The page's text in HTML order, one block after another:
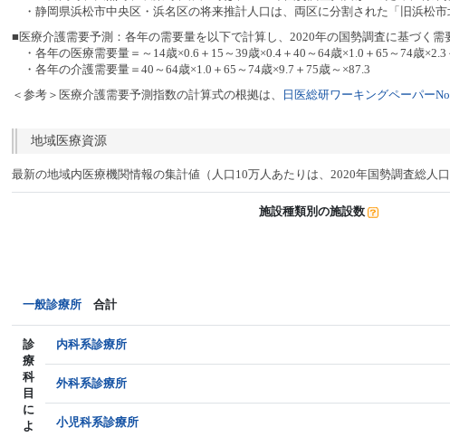
・静岡県浜松市中央区・浜名区の将来推計人口は、両区に分割された「旧浜松
■医療介護需要予測：各年の需要量を以下で計算し、2020年の国勢調査に基づく需
・各年の医療需要量＝～14歳×0.6＋15～39歳×0.4＋40～64歳×1.0＋65～74歳×2.3
・各年の介護需要量＝40～64歳×1.0＋65～74歳×9.7＋75歳～×87.3
＜参考＞医療介護需要予測指数の計算式の根拠は、
日医総研ワーキングペーパー
地域医療資源
最新の地域内医療機関情報の集計値（人口10万人あたりは、2020年国勢調査総人口
施設種類別の施設数
一般診療所 合計
診
療
科
目
に
よ
内科系診療所
外科系診療所
小児科系診療所